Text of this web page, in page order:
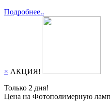
Подробнее..
× АКЦИЯ!
Только 2 дня!
Цена на Фотополимерную